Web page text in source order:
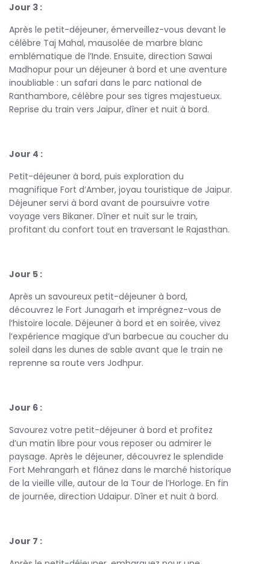
vous bénéficierez de services haut de gamme, des repas
veilleront à ce que chaque étape soit enrichissante,
partageant des récits captivants et des anecdotes sur la
culture locale.
Réservez dès aujourd'hui votre expérience inoubliable à
bord dutrain de luxe RajasthanavecFlying Carpet
Tours. Laissez-vous séduire par les merveilles de l’Inde et
une expérience sans égale.
Jour 3 :
Après le petit-déjeuner, émerveillez-vous devant le
célèbre Taj Mahal, mausolée de marbre blanc
emblématique de l’Inde. Ensuite, direction Sawai
Madhopur pour un déjeuner à bord et une aventure
inoubliable : un safari dans le parc national de
Ranthambore, célèbre pour ses tigres majestueux.
Reprise du train vers Jaipur, dîner et nuit à bord.
Jour 4 :
Petit-déjeuner à bord, puis exploration du
magnifique Fort d’Amber, joyau touristique de Jaipur.
Déjeuner servi à bord avant de poursuivre votre
voyage vers Bikaner. Dîner et nuit sur le train,
profitant du confort tout en traversant le Rajasthan.
Jour 5 :
Après un savoureux petit-déjeuner à bord,
découvrez le Fort Junagarh et imprégnez-vous de
l’histoire locale. Déjeuner à bord et en soirée, vivez
l’expérience magique d’un barbecue au coucher du
soleil dans les dunes de sable avant que le train ne
reprenne sa route vers Jodhpur.
Jour 6 :
Savourez votre petit-déjeuner à bord et profitez
d’un matin libre pour vous reposer ou admirer le
paysage. Après le déjeuner, découvrez le splendide
Fort Mehrangarh et flânez dans le marché historique
de la vieille ville, autour de la Tour de l’Horloge. En fin
de journée, direction Udaipur. Dîner et nuit à bord.
Jour 7 :